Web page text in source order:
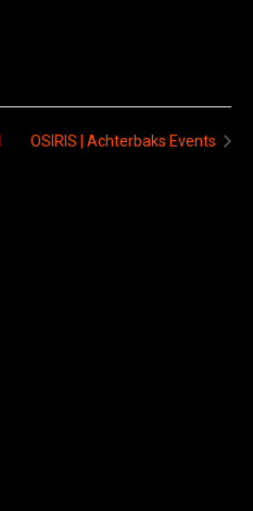
OSIRIS | Achterbaks Events